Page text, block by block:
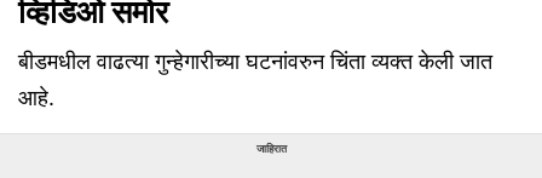
व्हिडिओ समोर
बीडमधील वाढत्या गुन्हेगारीच्या घटनांवरुन चिंता व्यक्त केली जात
आहे.
जाहिरात